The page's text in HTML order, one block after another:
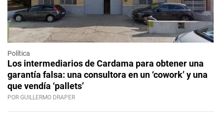
Política
Los intermediarios de Cardama para obtener una
garantía falsa: una consultora en un ‘cowork’ y una
que vendía ‘pallets’
POR GUILLERMO DRAPER